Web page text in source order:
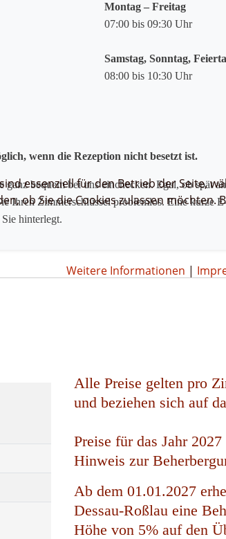
Montag – Freitag
07:00 bis 09:30 Uhr
Samstag, Sonntag,
08:00 bis 10:30 Uhr
wenn die Rezeption nicht besetzt ist.
bequem bei uns einchecken. Egal, ob spät
Ihren Zimmerschlüssel problemlos. Eine kurze
hinterlegt.
Alle Preise gelten pro
und beziehen sich auf
Preise für das Jahr
Hinweis zur
Ab dem 01.01.2027
Dessau-Roßlau eine
Höhe von 5% auf den
essenziell für den Betrieb der Seite,
ob Sie die Cookies zulassen
Weitere Informationen |